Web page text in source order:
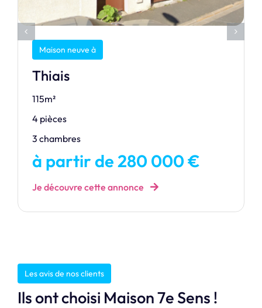
Maison neuve à
Thiais
115m²
4 pièces
3 chambres
à partir de 280 000 €
Je découvre cette annonce
Les avis de nos clients
Ils ont choisi Maison 7e Sens !